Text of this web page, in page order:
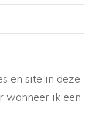
en site in deze
wanneer ik een